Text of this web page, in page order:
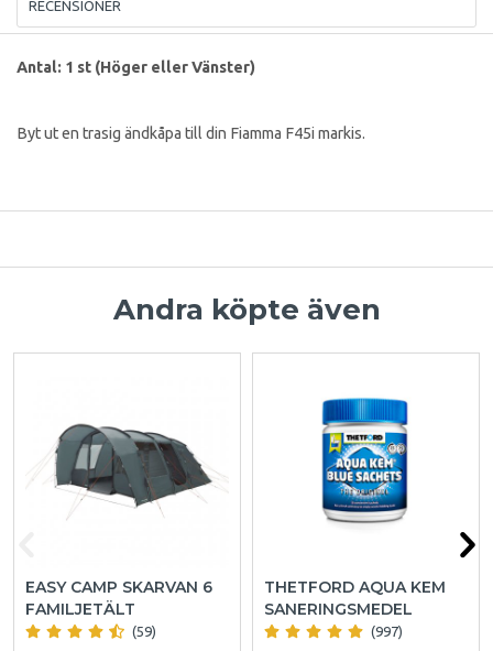
RECENSIONER
Antal: 1 st (Höger eller Vänster)
Byt ut en trasig ändkåpa till din Fiamma F45i markis.
Andra köpte även
EASY CAMP SKARVAN 6
FAMILJETÄLT
(59)
THETFORD AQUA KEM
SANERINGSMEDEL
(997)